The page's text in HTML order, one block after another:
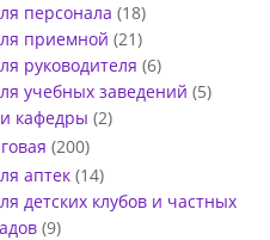
персонала (18)
приемной (21)
руководителя (6)
учебных заведений (5)
кафедры (2)
(200)
аптек (14)
детских клубов и частных
(9)